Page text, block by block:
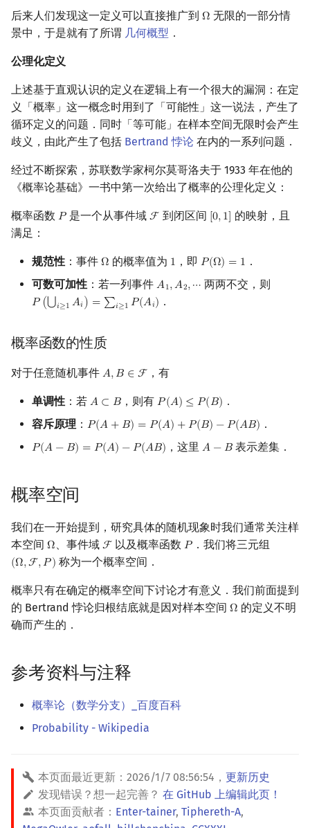
后来人们发现这一定义可以直接推广到 Ω
Ω 无限的一部分情
景中，于是就有了所谓 几何概型 ．
公理化定义
上述基于直观认识的定义在逻辑上有一个很大的漏洞：在定
义「概率」这一概念时用到了「可能性」这一说法，产生了
循环定义的问题．同时「等可能」在样本空间无限时会产生
歧义，由此产生了包括 Bertrand 悖论 在内的一系列问题．
经过不断探索，苏联数学家柯尔莫哥洛夫于 1933 年在他的
《概率论基础》一书中第一次给出了概率的公理化定义：
概率函数 𝑃
P 是一个从事件域F
F 到闭区间 [0,1]
[0,1] 的映射，且
满足：
规范性 ：事件 Ω
Ω 的概率值为 1
1 ，即 𝑃(Ω) = 1
P(Ω)= 1
．
可数可加性 ：若一列事件 𝐴1,𝐴2,⋯
A1,A2,⋯ 两两不交，则
𝑃 (⋃𝑖≥1 𝐴𝑖) = ∑𝑖≥1 𝑃(𝐴𝑖)
P( ⋃i≥1A i)= ∑ ≥1 P(Ai) ．
概率函数的性质
对于任意随机事件 𝐴,𝐵 ∈ F
A,B∈ F ，有
单调性 ：若 𝐴 ⊂ 𝐵
A⊂B ，则有 𝑃(𝐴) ≤ 𝑃(𝐵)
P(A)≤ P(B)
．
容斥原理 ： 𝑃(𝐴 + 𝐵) = 𝑃(𝐴) +𝑃(𝐵) −𝑃(𝐴𝐵)
P(A+ B) =P( A)+ P(B)− P(AB) ．
𝑃(𝐴 − 𝐵) = 𝑃(𝐴) −𝑃(𝐴𝐵)
P(A− B) =P( A)− P(AB) ，这里 𝐴 − 𝐵
A−B 表示差集．
概率空间
我们在一开始提到，研究具体的随机现象时我们通常关注样
本空间 Ω
Ω 、事件域 F
F 以及概率函数 𝑃
P ．我们将三元组
(Ω,F,𝑃)
(Ω,F,P ) 称为一个概率空间．
概率只有在确定的概率空间下讨论才有意义．我们前面提到
的 Bertrand 悖论归根结底就是因对样本空间 Ω
Ω 的定义不明
确而产生的．
参考资料与注释
概率论（数学分支）_百度百科
Probability - Wikipedia
本页面最近更新： 2026/1/7 08:56:54 ， 更新历史
发现错误？想一起完善？ 在 GitHub 上编辑此页！
本页面贡献者： Enter-tainer, Tiphereth-A,